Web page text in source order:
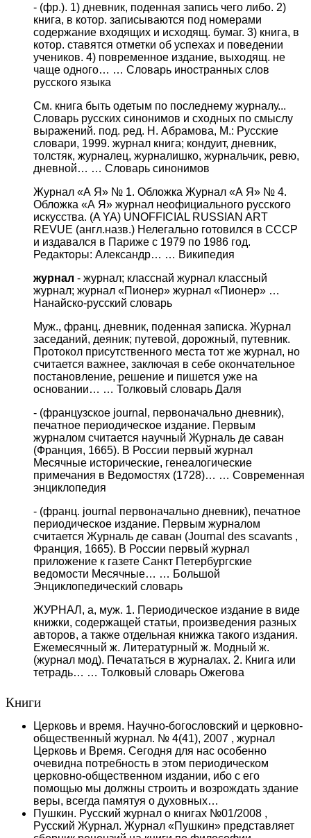
- (фр.). 1) дневник, поденная запись чего либо. 2)
книга, в котор. записываются под номерами
содержание входящих и исходящ. бумаг. 3) книга, в
котор. ставятся отметки об успехах и поведении
учеников. 4) повременное издание, выходящ. не
чаще одного… … Словарь иностранных слов
русского языка
См. книга быть одетым по последнему журналу...
Словарь русских синонимов и сходных по смыслу
выражений. под. ред. Н. Абрамова, М.: Русские
словари, 1999. журнал книга; кондуит, дневник,
толстяк, журналец, журналишко, журнальчик, ревю,
дневной… … Словарь синонимов
Журнал «А Я» № 1. Обложка Журнал «А Я» № 4.
Обложка «А Я» журнал неофициального русского
искусства. (A YA) UNOFFICIAL RUSSIAN ART
REVUE (англ.назв.) Нелегально готовился в СССР
и издавался в Париже с 1979 по 1986 год.
Редакторы: Александр… … Википедия
журнал - журнал; класснай журнал классный
журнал; журнал «Пионер» журнал «Пионер» …
Нанайско-русский словарь
Муж., франц. дневник, поденная записка. Журнал
заседаний, деяник; путевой, дорожный, путевник.
Протокол присутственного места тот же журнал, но
считается важнее, заключая в себе окончательное
постановление, решение и пишется уже на
основании… … Толковый словарь Даля
- (французское journal, первоначально дневник),
печатное периодическое издание. Первым
журналом считается научный Журналь де саван
(Франция, 1665). В России первый журнал
Месячные исторические, генеалогические
примечания в Ведомостях (1728)… … Современная
энциклопедия
- (франц. journal первоначально дневник), печатное
периодическое издание. Первым журналом
считается Журналь де саван (Journal des scavants ,
Франция, 1665). В России первый журнал
приложение к газете Санкт Петербургские
ведомости Месячные… … Большой
Энциклопедический словарь
ЖУРНАЛ, а, муж. 1. Периодическое издание в виде
книжки, содержащей статьи, произведения разных
авторов, а также отдельная книжка такого издания.
Ежемесячный ж. Литературный ж. Модный ж.
(журнал мод). Печататься в журналах. 2. Книга или
тетрадь… … Толковый словарь Ожегова
Книги
Церковь и время. Научно-богословский и церковно-
общественный журнал. № 4(41), 2007 , журнал
Церковь и Время. Сегодня для нас особенно
очевидна потребность в этом периодическом
церковно-общественном издании, ибо с его
помощью мы должны строить и возрождать здание
веры, всегда памятуя о духовных…
Пушкин. Русский журнал о книгах №01/2008 ,
Русский Журнал. Журнал «Пушкин» представляет